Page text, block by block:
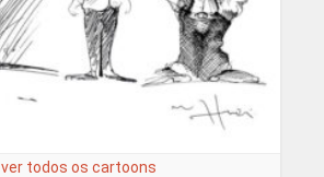
ver todos os cartoons